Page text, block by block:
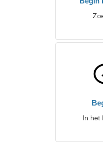
In het